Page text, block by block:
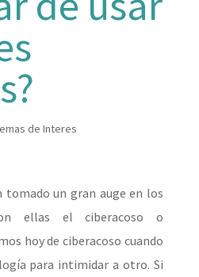
de Interes
tomado un gran auge en los
ellas el ciberacoso o
hoy de ciberacoso cuando
para intimidar a otro. Si